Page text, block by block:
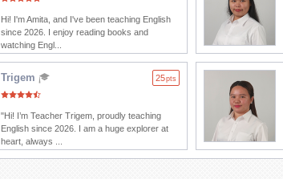
Hi! I'm Amita, and I've been teaching English
since 2026. I enjoy reading books and
watching Engl...
Trigem 25pts
"Hi! I’m Teacher Trigem, proudly teaching
English since 2026. I am a huge explorer at
heart, always ...